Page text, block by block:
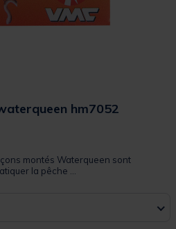
hm7052
Rating
montés Waterqueen sont
la pêche ...